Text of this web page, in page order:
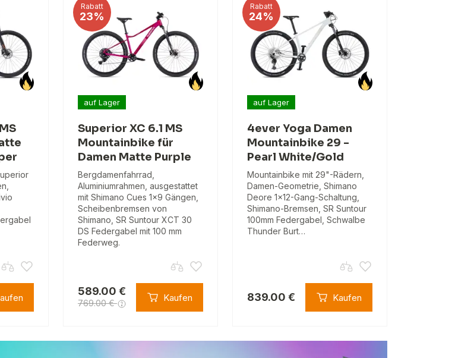
Rabatt
23%
auf Lager
Superior XC 6.1 MS
Mountainbike für
Damen Matte Purple
Bergdamenfahrrad,
Aluminiumrahmen, ausgestattet
mit Shimano Cues 1x9 Gängen,
Scheibenbremsen von
Shimano, SR Suntour XCT 30
DS Federgabel mit 100 mm
Federweg.
589.00 €
769.00 € Kaufen
Rabatt
24%
auf Lager
4ever Yoga Damen
Mountainbike 29 -
Pearl White/Gold
Mountainbike mit 29"-Rädern,
Damen-Geometrie, Shimano
Deore 1x12-Gang-Schaltung,
Shimano-Bremsen, SR Suntour
100mm Federgabel, Schwalbe
Thunder Burt…
839.00 € Kaufen